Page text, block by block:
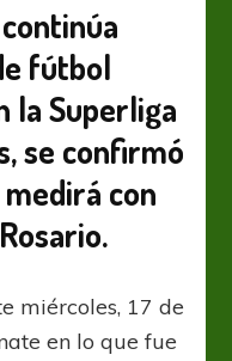
uno
frente
a
Lanús
en
Fortaleza
fútbol
la Superliga
se confirmó
con
miércoles, 17 de
en lo que fue